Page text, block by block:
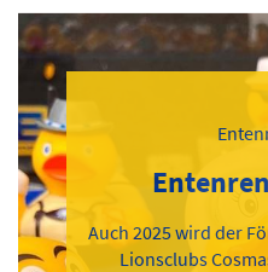
Auch 2025 wird der
Lionsclubs